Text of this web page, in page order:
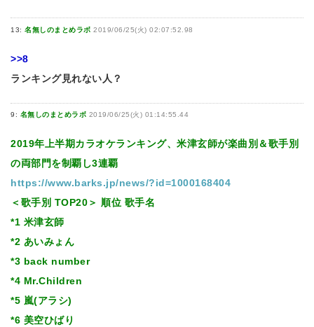
13: 名無しのまとめラボ 2019/06/25(火) 02:07:52.98
>>8
ランキング見れない人？
9: 名無しのまとめラボ 2019/06/25(火) 01:14:55.44
2019年上半期カラオケランキング、米津玄師が楽曲別＆歌手別
の両部門を制覇し3連覇
https://www.barks.jp/news/?id=1000168404
＜歌手別 TOP20＞ 順位 歌手名
*1 米津玄師
*2 あいみょん
*3 back number
*4 Mr.Children
*5 嵐(アラシ)
*6 美空ひばり